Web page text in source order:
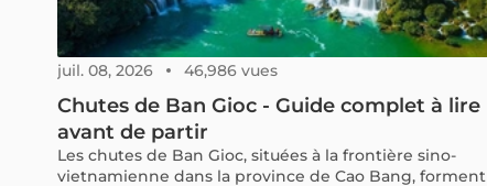
juil. 08, 2026 46,986 vues
Chutes de Ban Gioc - Guide complet à lire
avant de partir
Les chutes de Ban Gioc, situées à la frontière sino-
vietnamienne dans la province de Cao Bang, forment